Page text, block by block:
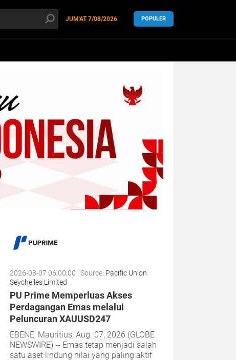
JUM'AT7/08/2026 POPULER
2026-08-07 06:00:00 | Source: Pacific Union
Seychelles Limited
PU Prime Memperluas Akses
Perdagangan Emas melalui
Peluncuran XAUUSD247
EBENE, Mauritius, Aug. 07, 2026 (GLOBE
NEWSWIRE) -- Emas tetap menjadi salah
satu aset lindung nilai yang paling aktif